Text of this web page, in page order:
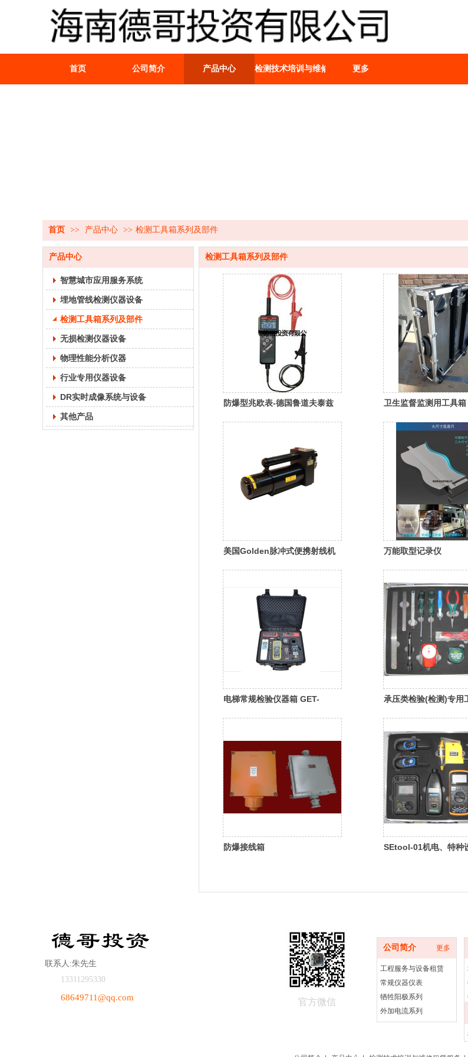
首页 公司简介 产品中心 检测技术培训与维修租赁服务更多
首页 >> 产品中心 >> 检测工具箱系列及部件
产品中心
智慧城市应用服务系统
埋地管线检测仪器设备
检测工具箱系列及部件
无损检测仪器设备
物理性能分析仪器
行业专用仪器设备
DR实时成像系统与设备
其他产品
检测工具箱系列及部件
防爆型兆欧表-德国鲁道夫泰兹 卫生监督监测用工具箱
美国Golden脉冲式便携射线机
万能取型记录仪
电梯常规检验仪器箱 GET-
承压类检验(检测)专用
防爆接线箱
SEtool-01机电、特种
公司简介 更多
工程服务与设备租赁
常规仪器仪表
牺牲阳极系列
外加电流系列
13311295330
68649711@qq.com 官方微信
联系人:朱先生